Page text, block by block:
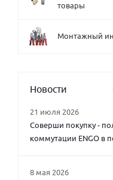
товары
Монтажный
Новости
21 июля 2026
Соверши покупку -
коммутации ENGO в
8 мая 2026